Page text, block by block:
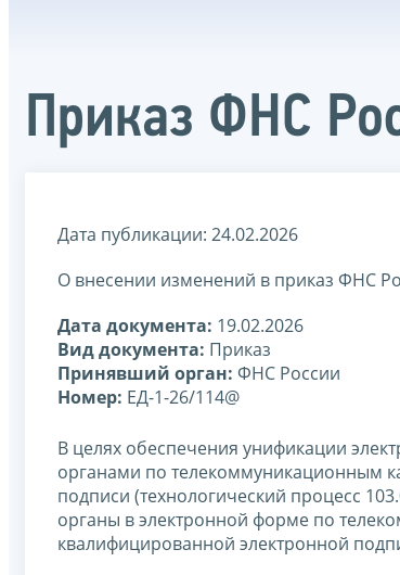
Приказ ФНС
Дата публикации: 24.02.2026
О внесении изменений в приказ ФНС
Дата документа: 19.02.2026
Вид документа: Приказ
Принявший орган: ФНС России
Номер: ЕД-1-26/114@
В целях обеспечения унификации
органами по телекоммуникационным
подписи (технологический процесс
органы в электронной форме по
квалифицированной электронной